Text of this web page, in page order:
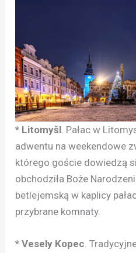
* Litomyšl . Pałac w
adwentu na weekendowe
którego goście dowiedzą
obchodziła Boże
betlejemską w kaplicy
przybrane komnaty.
* Vesely Kopec .